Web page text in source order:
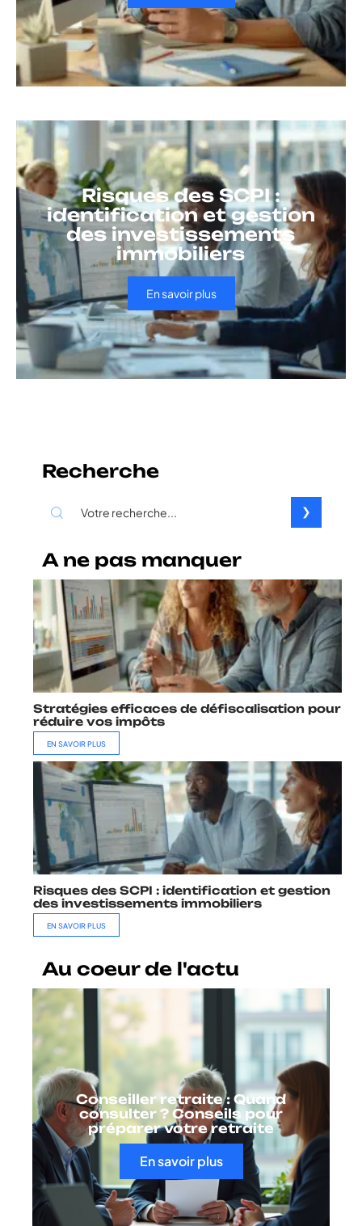
Risques des SCPI :
identification et gestion
des investissements
immobiliers
En savoir plus
Recherche
A ne pas manquer
Stratégies efficaces de défiscalisation pour
réduire vos impôts
EN SAVOIR PLUS
Risques des SCPI : identification et gestion
des investissements immobiliers
EN SAVOIR PLUS
Au coeur de l'actu
Conseiller retraite : Quand
consulter ? Conseils pour
préparer votre retraite
En savoir plus